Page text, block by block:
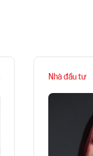
Nhà đầu tư